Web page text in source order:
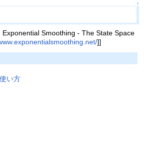
↑
Exponential Smoothing - The State Space
]]
い方